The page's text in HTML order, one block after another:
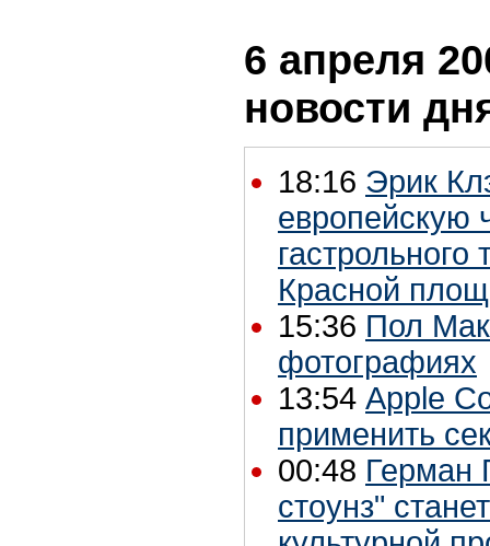
6 апреля
новости
18:16 Эрик
европейскую
гастрольного
Красной
15:36 Пол
фотографиях
13:54 Apple
применить
00:48 Герман
стоунз"